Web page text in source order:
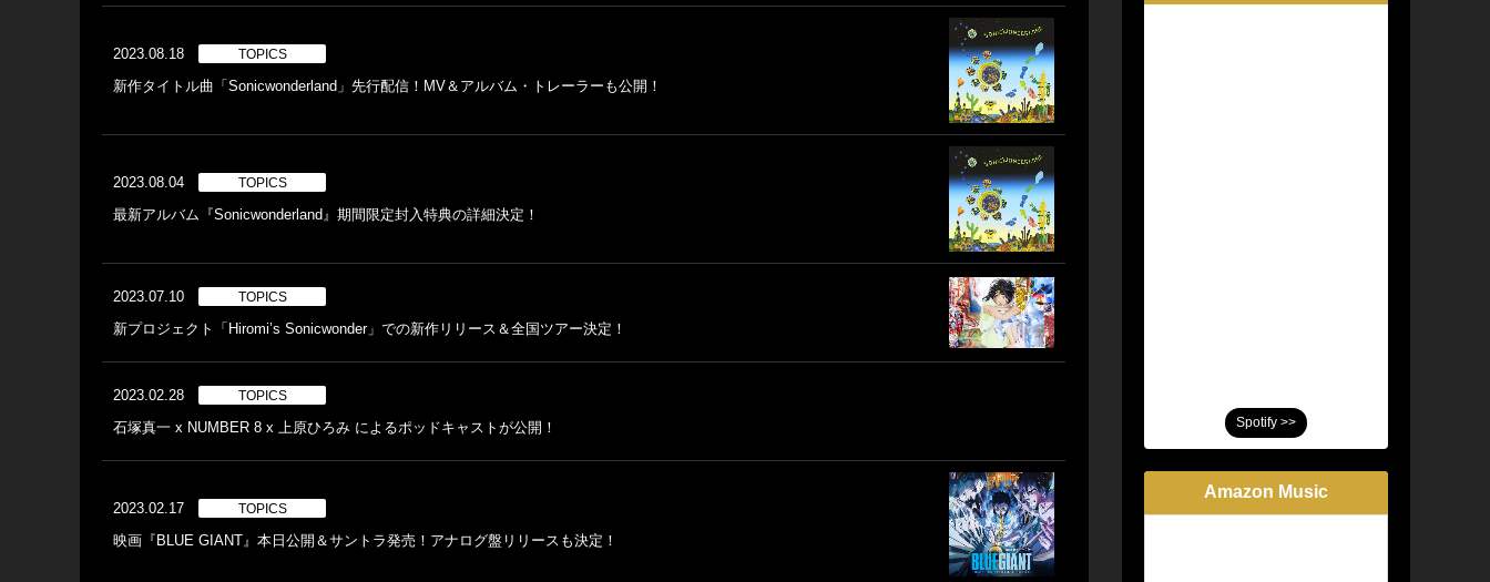
2023.08.18 TOPICS
新作タイトル曲「Sonicwonderland」先行配信！MV＆アルバム・トレーラーも公開！
2023.08.04 TOPICS
最新アルバム『Sonicwonderland』期間限定封入特典の詳細決定！
2023.07.10 TOPICS
新プロジェクト「Hiromi’s Sonicwonder」での新作リリース＆全国ツアー決定！
2023.02.28 TOPICS
石塚真一 x NUMBER 8 x 上原ひろみ によるポッドキャストが公開！
2023.02.17 TOPICS
映画『BLUE GIANT』本日公開＆サントラ発売！アナログ盤リリースも決定！
Spotify >>
Amazon Music